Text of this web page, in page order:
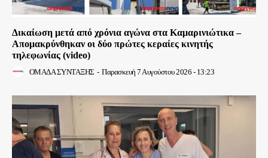
Δικαίωση μετά από χρόνια αγώνα στα Καμαρινιώτικα –
Απομακρύνθηκαν οι δύο πρώτες κεραίες κινητής
τηλεφωνίας (video)
ΟΜΑΔΑ ΣΥΝΤΑΞΗΣ - Παρασκευή 7 Αυγούστου 2026 - 13:23